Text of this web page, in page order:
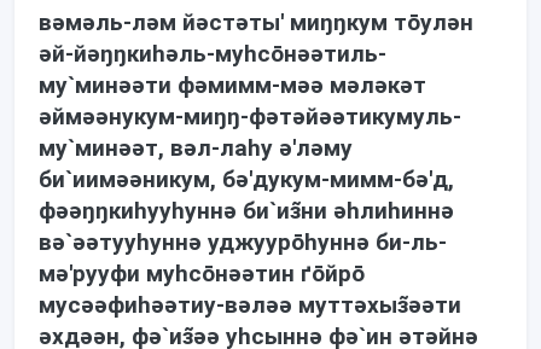
вəмəль-лəм йəстəты' миŋŋкум тōулəн
əй-йəŋŋкиhəль-муhсōнəəтиль-
му`минəəти фəмимм-мəə мəлəкəт
əймəəнукум-миŋŋ-фəтəйəəтикумуль-
му`минəəт, вəл-лаhу ə'лəму
би`иимəəникум, бə'дукум-мимм-бə'д,
фəəŋŋкиhууhуннə би`из̃ни əhлиhиннə
вə`əəтууhуннə уджуурōhуннə би-ль-
мə'рууфи муhсōнəəтин ґōйрō
мусəəфиhəəтиу-вəлəə муттəхыз̃əəти
əхдəəн, фə`из̃əə уhсыннə фə`ин əтəйнə